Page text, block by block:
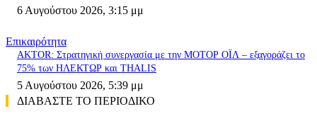
6 Αυγούστου 2026, 3:15 μμ
Επικαιρότητα
AKTOR: Στρατηγική συνεργασία με την ΜΟΤΟΡ ΟΪΛ – εξαγοράζει το
75% των ΗΛΕΚΤΩΡ και THALIS
5 Αυγούστου 2026, 5:39 μμ
ΔΙΑΒΑΣΤΕ ΤΟ ΠΕΡΙΟΔΙΚΟ